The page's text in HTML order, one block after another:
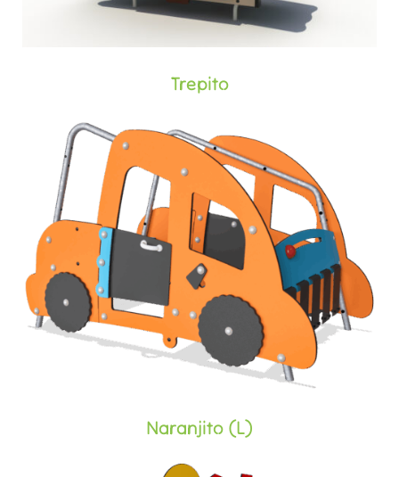
Trepito
Naranjito (L)